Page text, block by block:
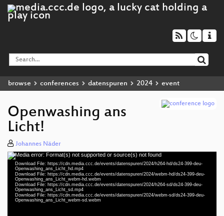
browse conferences datenspuren 2024 event
Openwashing ans
Licht!
Johannes Näder
Video
Player
Media error: Format(s) not supported or source(s) not found
Download File: https://cdn.media.ccc.de/events/datenspuren/2024/h264-hd/ds24-399-deu-
Openwashing_ans_Licht_hd.mp4
Download File: https://cdn.media.ccc.de/events/datenspuren/2024/webm-hd/ds24-399-deu-
Openwashing_ans_Licht_webm-hd.webm
Download File: https://cdn.media.ccc.de/events/datenspuren/2024/h264-sd/ds24-399-deu-
Openwashing_ans_Licht_sd.mp4
Download File: https://cdn.media.ccc.de/events/datenspuren/2024/webm-sd/ds24-399-deu-
Openwashing_ans_Licht_webm-sd.webm